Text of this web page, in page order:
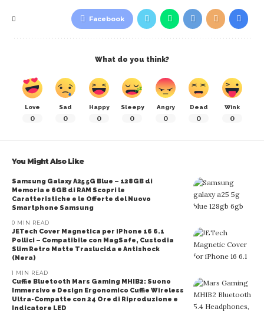
Facebook
What do you think?
Love
0
Sad
0
Happy
0
Sleepy
0
Angry
0
Dead
0
Wink
0
You Might Also Like
Samsung Galaxy A25 5G Blue – 128GB di
Memoria e 6GB di RAM Scopri le
Caratteristiche e le Offerte del Nuovo
Smartphone Samsung
0 MIN READ
JETech Cover Magnetica per iPhone 16 6.1
Pollici – Compatibile con MagSafe, Custodia
Slim Retro Matte Traslucida e Antishock
(Nera)
1 MIN READ
Cuffie Bluetooth Mars Gaming MHIB2: Suono
Immersivo e Design Ergonomico Cuffie Wireless
Ultra-Compatte con 24 Ore di Riproduzione e
Indicatore LED